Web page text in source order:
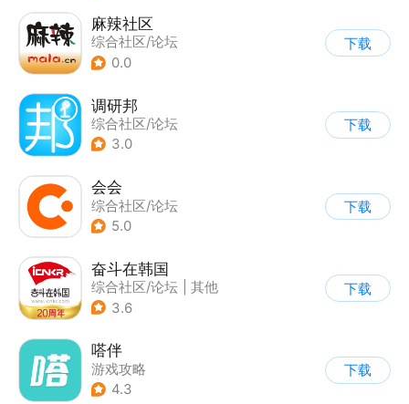
麻辣社区
综合社区/论坛
0.0
下载
调研邦
综合社区/论坛
3.0
下载
会会
综合社区/论坛
| 移动办公
5.0
下载
奋斗在韩国
综合社区/论坛
其他
3.6
下载
嗒伴
游戏攻略
| 综合社区/论坛
4.3
下载